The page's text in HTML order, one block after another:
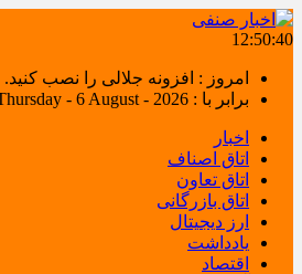
12:50:41
امروز : افزونه جلالی را نصب کنید.
برابر با : Thursday - 6 August - 2026
اخبار
اتاق اصناف
اتاق تعاون
اتاق بازرگانی
ارز دیجیتال
یادداشت
اقتصاد